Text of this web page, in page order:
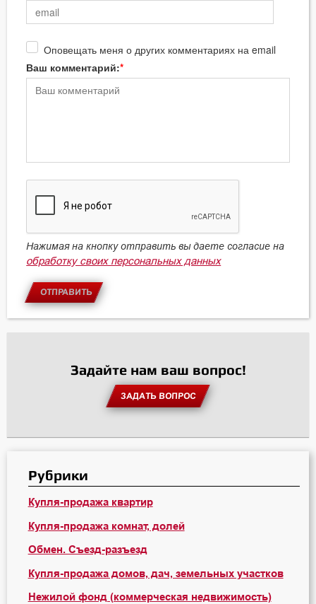
Оповещать меня о других комментариях на email
Ваш комментарий:
Нажимая на кнопку отправить вы даете согласие на
обработку своих персональных данных
ОТПРАВИТЬ
Задайте нам ваш вопрос!
ЗАДАТЬ ВОПРОС
Рубрики
Купля-продажа квартир
Купля-продажа комнат, долей
Обмен. Съезд-разъезд
Купля-продажа домов, дач, земельных участков
Нежилой фонд (коммерческая недвижимость)